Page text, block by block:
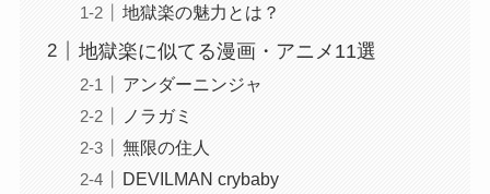
地獄楽の魅力とは？
地獄楽に似てる漫画・アニメ11選
アンダーニンジャ
ノラガミ
無限の住人
DEVILMAN crybaby